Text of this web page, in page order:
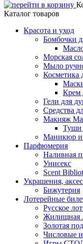
Каталог товаров
Красота и уход
Бомбочки
Морская
Мыло
Косметика
Крем
Гели для
Средства
Макияж
Туши
Маникюр
Парфюмерия
Наливная
Унисекс
Scent
Украшения,
Бижутерия
Лотерейные
Русское
Жилищная
Золотая
Числовые